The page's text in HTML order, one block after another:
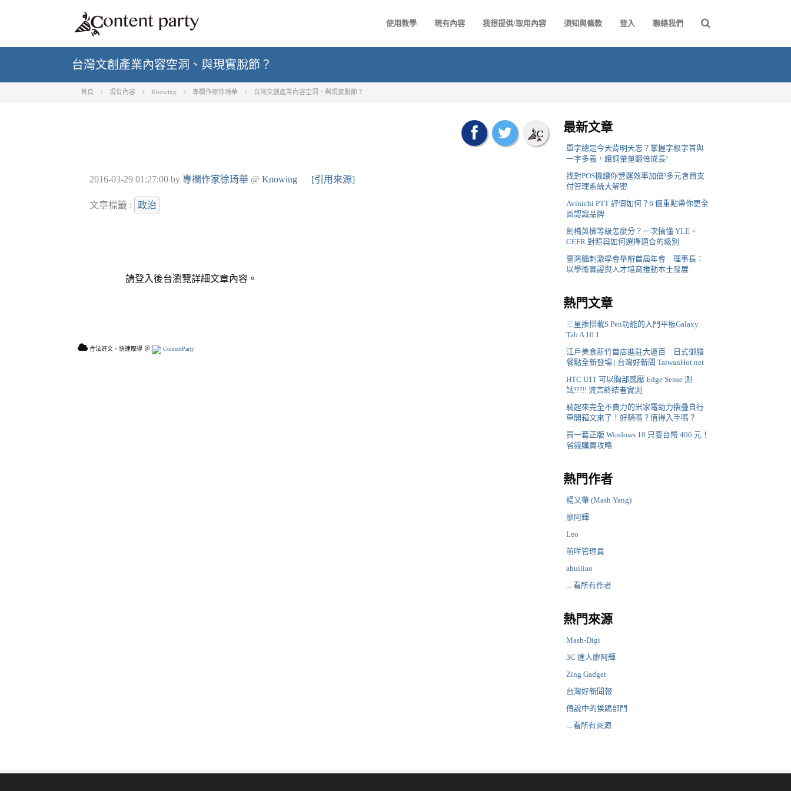
使用教學 現有內容 我想提供/取用內容 須知與條款 登入 聯絡我們
台灣文創產業內容空洞、與現實脫節？
首頁 現有內容 Knowing 專欄作家徐琦華 台灣文創產業內容空洞、與現實脫節？
2016-03-29 01:27:00 by 專欄作家徐琦華 @ Knowing [引用來源]
文章標籤 : 政治
請登入後台瀏覽詳細文章內容。
合法好文，快速取得 ＠ ContentParty
最新文章
單字總是今天背明天忘？掌握字根字首與
一字多義，讓詞彙量翻倍成長!
找對POS機讓你營運效率加倍!多元會員支
付管理系統大解密
Avinichi PTT 評價如何？6 個重點帶你更全
面認識品牌
劍橋英檢等級怎麼分？一次搞懂 YLE、
CEFR 對照與如何選擇適合的級別
臺灣腦刺激學會舉辦首屆年會 理事長：
以學術實證與人才培育推動本土發展
熱門文章
三星推搭載S Pen功能的入門平板Galaxy
Tab A 10.1
江戶美食新竹首店進駐大遠百 日式御膳
餐點全新登場 | 台灣好新聞 TaiwanHot.net
HTC U11 可以胸部感壓 Edge Sense 測
試!?!!! 流言終結者實測
騎起來完全不費力的米家電助力摺疊自行
車開箱文來了！好騎嗎？值得入手嗎？
買一套正版 Windows 10 只要台幣 406 元！
省錢購買攻略
熱門作者
楊又肇 (Mash Yang)
廖阿輝
Leo
萌咩管理員
ahuiliao
... 看所有作者
熱門來源
Mash-Digi
3C 達人廖阿輝
Zing Gadget
台灣好新聞報
傳說中的挨踢部門
... 看所有來源